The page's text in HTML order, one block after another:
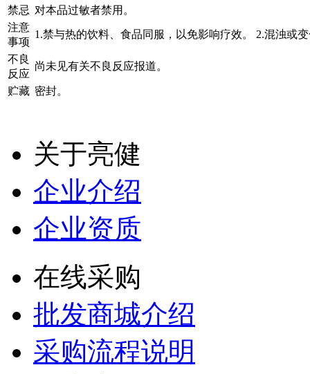
禁忌 对本品过敏者禁用。
注意
事项
1.禁与热的饮料、食品同服，以免影响疗效。 2.混浊或
不良
反应
尚未见有关不良反应报道。
贮藏 密封。
关于亮健
企业介绍
企业资质
在线采购
批发商城介绍
采购流程说明